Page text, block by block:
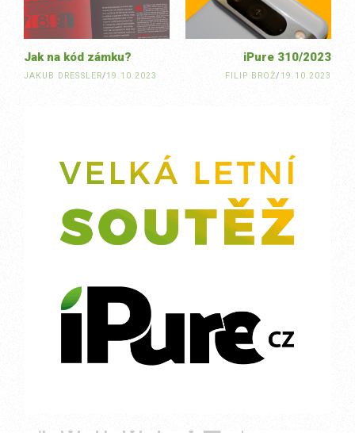
iPure 310/2023
FILIP BROŽ/ 19.10.2023
Jak na kód zámku?
JAKUB DRESSLER/19.10.2023